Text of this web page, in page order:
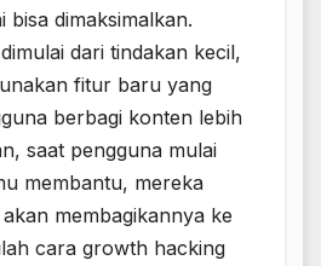
bisa dimaksimalkan.
dari tindakan kecil,
fitur baru yang
berbagi konten lebih
saat pengguna mulai
membantu, mereka
membagikannya ke
cara growth hacking